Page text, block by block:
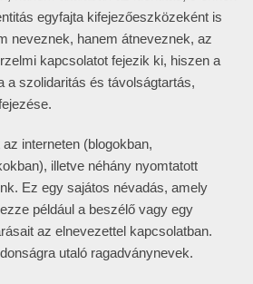
egyfajta kifejezőeszközeként is
neveznek, hanem átneveznek, az
kapcsolatot fejezik ki, hiszen a
a szolidaritás és távolságtartás,
interneten (blogokban,
illetve néhány nyomtatott
Ez egy sajátos névadás, amely
például a beszélő vagy egy
az elnevezettel kapcsolatban.
utaló ragadványnevek.